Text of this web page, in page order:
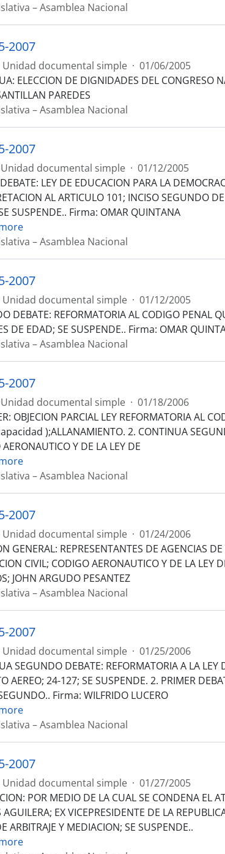
– Asamblea Nacional
2007
Unidad documental simple · 01/06/2005
ELECCION DE DIGNIDADES DEL CONGRESO
PAREDES
– Asamblea Nacional
2007
Unidad documental simple · 01/12/2005
LEY DE EDUCACION PARA LA
AL ARTICULO 101; INCISO SEGUNDO
SUSPENDE.. Firma: OMAR QUINTANA
– Asamblea Nacional
2007
Unidad documental simple · 01/12/2005
DEBATE: REFORMATORIA AL CODIGO PENAL
DE EDAD; SE SUSPENDE.. Firma: OMAR
– Asamblea Nacional
2007
Unidad documental simple · 01/18/2006
OBJECION PARCIAL LEY REFORMATORIA
);ALLANAMIENTO. 2. CONTINUA
Y DE LA LEY DE
– Asamblea Nacional
2007
Unidad documental simple · 01/24/2006
GENERAL: REPRESENTANTES DE AGENCIAS
CIVIL; CODIGO AERONAUTICO Y DE LA LEY
JOHN ARGUDO PESANTEZ
– Asamblea Nacional
2007
Unidad documental simple · 01/25/2006
SEGUNDO DEBATE: REFORMATORIA A LA
AEREO; 24-127; SE SUSPENDE. 2. PRIMER
Firma: WILFRIDO LUCERO
– Asamblea Nacional
2007
Unidad documental simple · 01/27/2005
POR MEDIO DE LA CUAL SE CONDENA EL
AGUILERA; EX VICEPRESIDENTE DE LA
ARBITRAJE Y MEDIACION; SE SUSPENDE..